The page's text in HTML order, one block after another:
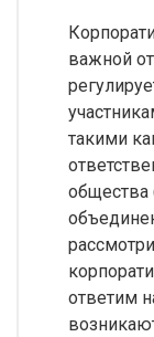
важной
такими
ответим